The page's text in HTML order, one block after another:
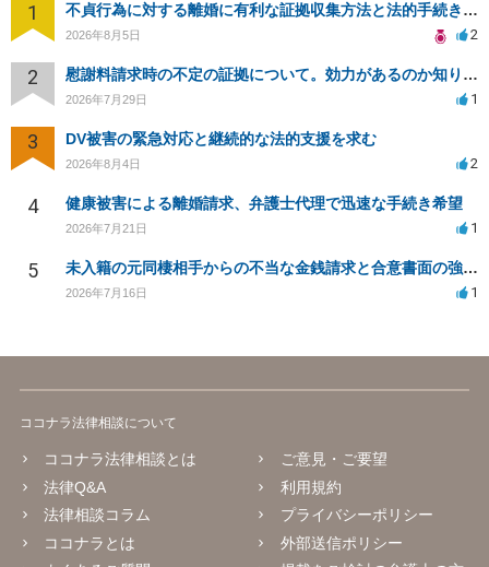
1 不貞行為に対する離婚に有利な証拠収集方法と法的手続きについて
2026年8月5日 2
2 慰謝料請求時の不定の証拠について。効力があるのか知りたい。
2026年7月29日 1
3 DV被害の緊急対応と継続的な法的支援を求む
2026年8月4日 2
4 健康被害による離婚請求、弁護士代理で迅速な手続き希望
2026年7月21日 1
5 未入籍の元同棲相手からの不当な金銭請求と合意書面の強要について
2026年7月16日 1
ココナラ法律相談について
ココナラ法律相談とは
法律Q&A
法律相談コラム
ココナラとは
ご意見・ご要望
利用規約
プライバシーポリシー
外部送信ポリシー